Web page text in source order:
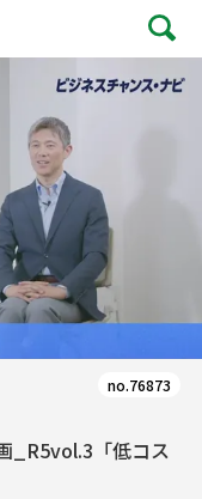
no.76873
_R5vol.3「低コス